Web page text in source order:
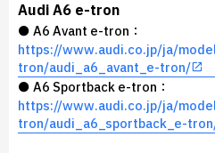
Audi A6 e-tron
● A6 Avant e-tron：
https://www.audi.co.jp/ja/
tron/audi_a6_avant_e-tron/
● A6 Sportback e-tron：
https://www.audi.co.jp/ja/
tron/audi_a6_sportback_e-